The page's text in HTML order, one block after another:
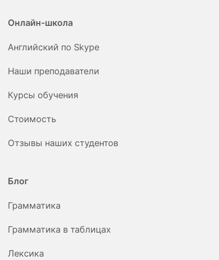
Онлайн-школа
Английский по Skype
Наши преподаватели
Курсы обучения
Стоимость
Отзывы наших студентов
Блог
Грамматика
Грамматика в таблицах
Лексика